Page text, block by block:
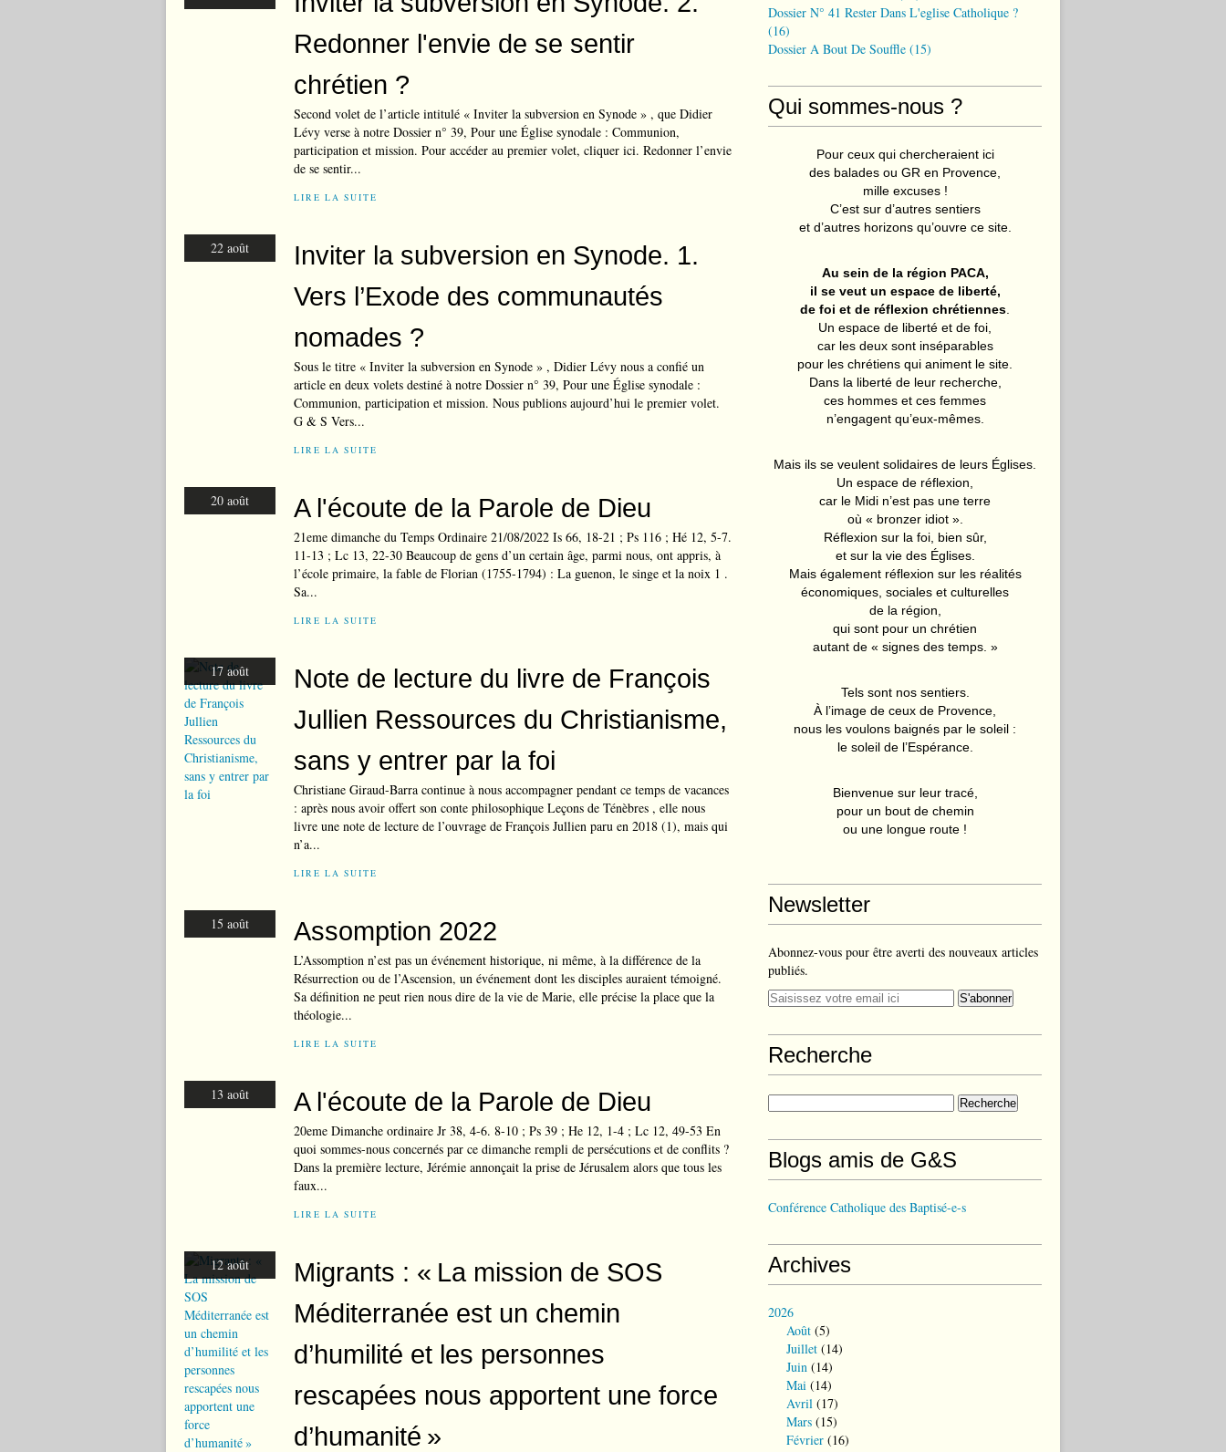
Redonner l'envie de se sentir
chrétien ?
Second volet de l’article intitulé « Inviter la subversion en Synode » , que Didier
Lévy verse à notre Dossier n° 39, Pour une Église synodale : Communion,
participation et mission. Pour accéder au premier volet, cliquer ici. Redonner l’envie
de se sentir...
LIRE LA SUITE
22 août
Inviter la subversion en Synode. 1.
Vers l’Exode des communautés
nomades ?
Sous le titre « Inviter la subversion en Synode » , Didier Lévy nous a confié un
article en deux volets destiné à notre Dossier n° 39, Pour une Église synodale :
Communion, participation et mission. Nous publions aujourd’hui le premier volet.
G & S Vers...
LIRE LA SUITE
20 août A l'écoute de la Parole de Dieu
21eme dimanche du Temps Ordinaire 21/08/2022 Is 66, 18-21 ; Ps 116 ; Hé 12, 5-7.
11-13 ; Lc 13, 22-30 Beaucoup de gens d’un certain âge, parmi nous, ont appris, à
l’école primaire, la fable de Florian (1755-1794) : La guenon, le singe et la noix 1 .
Sa...
LIRE LA SUITE
17 août
Note de lecture du livre de François
Jullien Ressources du Christianisme,
sans y entrer par la foi
Christiane Giraud-Barra continue à nous accompagner pendant ce temps de vacances
: après nous avoir offert son conte philosophique Leçons de Ténèbres , elle nous
livre une note de lecture de l’ouvrage de François Jullien paru en 2018 (1), mais qui
n’a...
LIRE LA SUITE
15 août Assomption 2022
L’Assomption n’est pas un événement historique, ni même, à la différence de la
Résurrection ou de l’Ascension, un événement dont les disciples auraient témoigné.
Sa définition ne peut rien nous dire de la vie de Marie, elle précise la place que la
théologie...
LIRE LA SUITE
13 août A l'écoute de la Parole de Dieu
20eme Dimanche ordinaire Jr 38, 4-6. 8-10 ; Ps 39 ; He 12, 1-4 ; Lc 12, 49-53 En
quoi sommes-nous concernés par ce dimanche rempli de persécutions et de conflits ?
Dans la première lecture, Jérémie annonçait la prise de Jérusalem alors que tous les
faux...
LIRE LA SUITE
12 août
Migrants : « La mission de SOS
Méditerranée est un chemin
d’humilité et les personnes
rescapées nous apportent une force
d’humanité »
Dossier N° 41 Rester Dans L'eglise Catholique ?
(16)
Dossier A Bout De Souffle (15)
Qui sommes-nous ?
Pour ceux qui chercheraient ici
des balades ou GR en Provence,
mille excuses !
C’est sur d’autres sentiers
et d’autres horizons qu’ouvre ce site.
Au sein de la région PACA,
il se veut un espace de liberté,
de foi et de réflexion chrétiennes
Un espace de liberté et de foi,
car les deux sont inséparables
pour les chrétiens qui animent le site.
Dans la liberté de leur recherche,
ces hommes et ces femmes
n’engagent qu’eux-mêmes.
Mais ils se veulent solidaires de leurs Églises.
Un espace de réflexion,
car le Midi n’est pas une terre
où « bronzer idiot ».
Réflexion sur la foi, bien sûr,
et sur la vie des Églises.
Mais également réflexion sur les réalités
économiques, sociales et culturelles
de la région,
qui sont pour un chrétien
autant de « signes des temps. »
Tels sont nos sentiers.
À l’image de ceux de Provence,
nous les voulons baignés par le soleil :
le soleil de l’Espérance.
Bienvenue sur leur tracé,
pour un bout de chemin
ou une longue route !
Newsletter
Abonnez-vous pour être averti des nouveaux articles
publiés.
Recherche
Blogs amis de G&S
Conférence Catholique des Baptisé-e-s
Archives
2026
Août (5)
Juillet (14)
Juin (14)
Mai (14)
Avril (17)
Mars (15)
Février (16)